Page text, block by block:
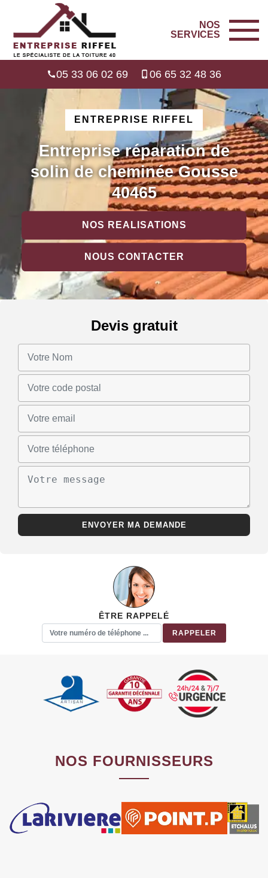
NOS
SERVICES
05 33 06 02 69 06 65 32 48 36
ENTREPRISE RIFFEL
Entreprise réparation de
solin de cheminée Gousse
40465
NOS REALISATIONS
NOUS CONTACTER
Devis gratuit
ÊTRE RAPPELÉ
NOS FOURNISSEURS